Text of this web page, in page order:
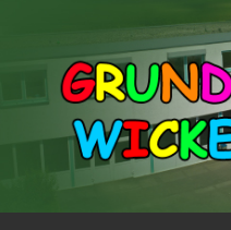
springen
Grundschule
für